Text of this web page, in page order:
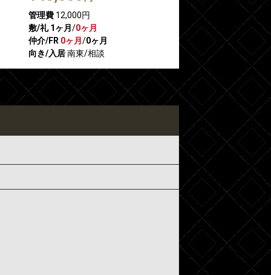
管理費12,000円
敷/礼 1ヶ月 /0ヶ月
仲介/FR 0ヶ月 /0ヶ月
向き/入居南東/相談